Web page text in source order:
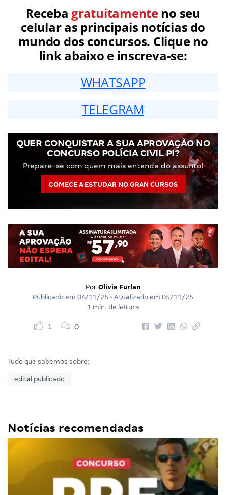
Receba gratuitamenteno seu
celular as principais notícias do
mundo dos concursos. Clique no
link abaixo e inscreva-se:
WHATSAPP
TELEGRAM
QUER CONQUISTAR A SUA APROVAÇÃO NO
CONCURSO POLÍCIA CIVIL PI?
Prepare-se com quem mais entende do assunto!
COMECE A ESTUDAR NO GRAN CURSOS
Por Olivia Furlan
Publicado em 04/11/25 • Atualizado em 05/11/25
1 min. de leitura
1 0
Tudo que sabemos sobre:
edital publicado
Notícias recomendadas